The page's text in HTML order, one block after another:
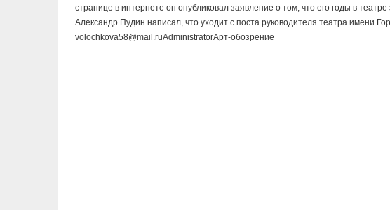
странице в интернете он опубликовал заявление о том, что его годы в
Александр Пудин написал, что уходит с поста руководителя театра имени
volochkova58@mail.ruAdministratorАрт-обозрение